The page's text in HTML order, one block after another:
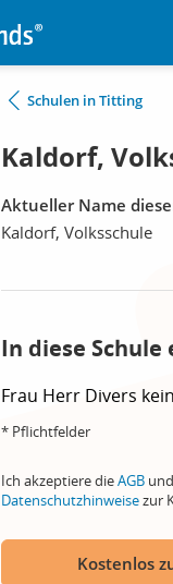
Schulen in Titting
Kaldorf,
Aktueller Name
Kaldorf, Volksschule
In diese
Frau Herr Divers
* Pflichtfelder
Ich akzeptiere dieAGB
Datenschutzhinweisezur
Kostenlos